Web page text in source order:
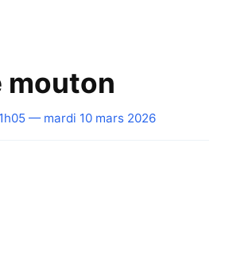
mouton
— mardi 10 mars 2026